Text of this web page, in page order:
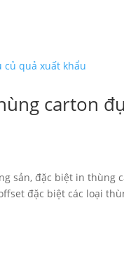
carton
sản, đặc biệt in thùng
đặc biệt các loại